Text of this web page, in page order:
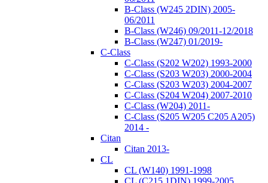
B-Class (W245 2DIN) 2005-
06/2011
B-Class (W246) 09/2011-12/2018
B-Class (W247) 01/2019-
C-Class
C-Class (S202 W202) 1993-2000
C-Class (S203 W203) 2000-2004
C-Class (S203 W203) 2004-2007
C-Class (S204 W204) 2007-2010
C-Class (W204) 2011-
C-Class (S205 W205 C205 A205)
2014 -
Citan
Citan 2013-
CL
CL (W140) 1991-1998
CL (C215 1DIN) 1999-2005